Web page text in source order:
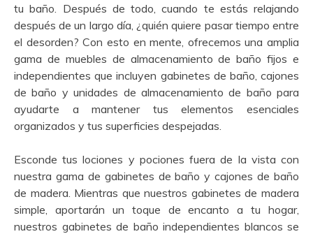
tu baño. Después de todo, cuando te estás relajando
después de un largo día, ¿quién quiere pasar tiempo entre
el desorden? Con esto en mente, ofrecemos una amplia
gama de muebles de almacenamiento de baño fijos e
independientes que incluyen gabinetes de baño, cajones
de baño y unidades de almacenamiento de baño para
ayudarte a mantener tus elementos esenciales
organizados y tus superficies despejadas.
Esconde tus lociones y pociones fuera de la vista con
nuestra gama de gabinetes de baño y cajones de baño
de madera. Mientras que nuestros gabinetes de madera
simple, aportarán un toque de encanto a tu hogar,
nuestros gabinetes de baño independientes blancos se